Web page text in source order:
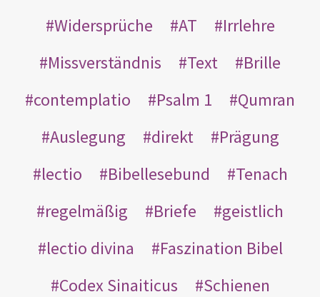
Widersprüche
AT
Irrlehre
Missverständnis
Text
Brille
contemplatio
Psalm 1
Qumran
Auslegung
direkt
Prägung
lectio
Bibellesebund
Tenach
regelmäßig
Briefe
geistlich
lectio divina
Faszination Bibel
Codex Sinaiticus
Schienen